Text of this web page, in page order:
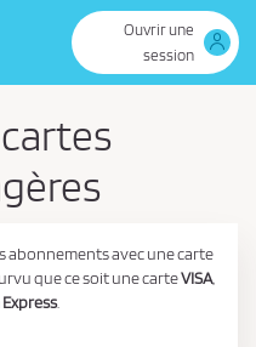
Ouvrir une
session
abonnements avec une carte
que ce soit une carteVISA,
.